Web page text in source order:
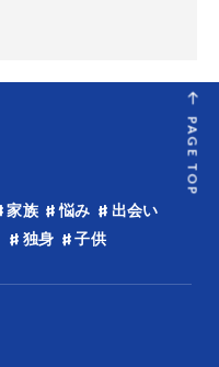
PAGE TOP
家族 悩み
出会い
独身 子供